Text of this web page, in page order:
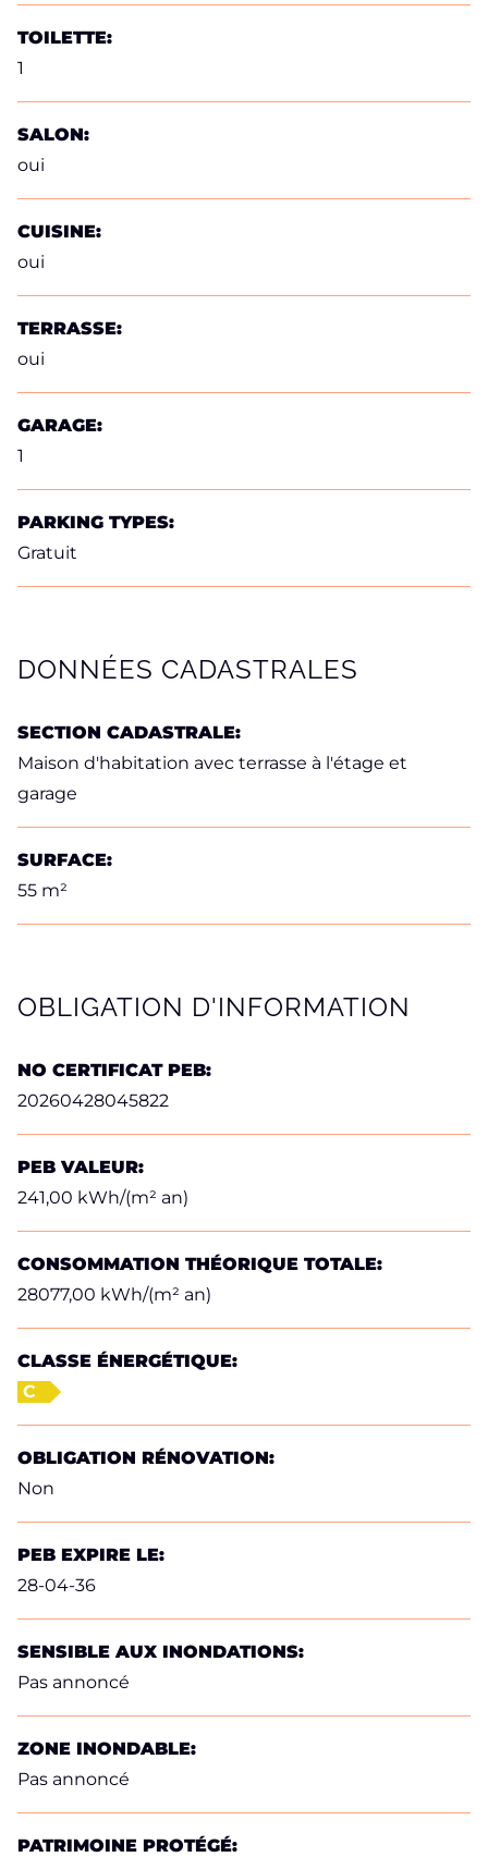
TOILETTE:
1
SALON:
oui
CUISINE:
oui
TERRASSE:
oui
GARAGE:
1
PARKING TYPES:
Gratuit
DONNÉES CADASTRALES
SECTION CADASTRALE:
Maison d'habitation avec terrasse à l'étage et
garage
SURFACE:
55 m²
OBLIGATION D'INFORMATION
NO CERTIFICAT PEB:
20260428045822
PEB VALEUR:
241,00 kWh/(m² an)
CONSOMMATION THÉORIQUE TOTALE:
28077,00 kWh/(m² an)
CLASSE ÉNERGÉTIQUE:
C
OBLIGATION RÉNOVATION:
Non
PEB EXPIRE LE:
28-04-36
SENSIBLE AUX INONDATIONS:
Pas annoncé
ZONE INONDABLE:
Pas annoncé
PATRIMOINE PROTÉGÉ: